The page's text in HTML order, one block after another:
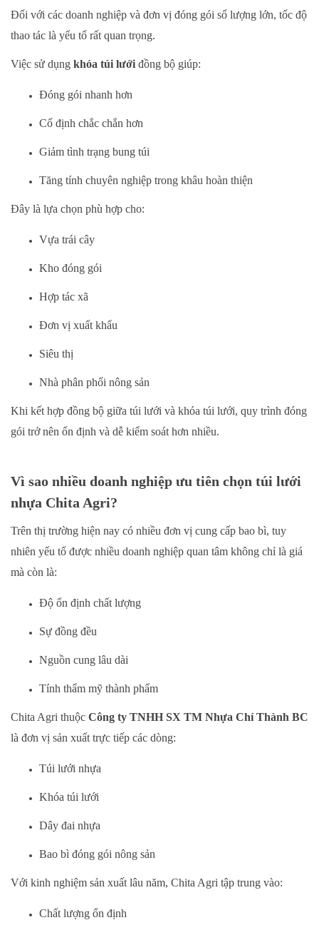
Đối với các doanh nghiệp và đơn vị đóng gói số lượng lớn, tốc độ
thao tác là yếu tố rất quan trọng.
Việc sử dụng khóa túi lưới đồng bộ giúp:
Đóng gói nhanh hơn
Cố định chắc chắn hơn
Giảm tình trạng bung túi
Tăng tính chuyên nghiệp trong khâu hoàn thiện
Đây là lựa chọn phù hợp cho:
Vựa trái cây
Kho đóng gói
Hợp tác xã
Đơn vị xuất khẩu
Siêu thị
Nhà phân phối nông sản
Khi kết hợp đồng bộ giữa túi lưới và khóa túi lưới, quy trình đóng
gói trở nên ổn định và dễ kiểm soát hơn nhiều.
Vì sao nhiều doanh nghiệp ưu tiên chọn túi lưới
nhựa Chita Agri?
Trên thị trường hiện nay có nhiều đơn vị cung cấp bao bì, tuy
nhiên yếu tố được nhiều doanh nghiệp quan tâm không chỉ là giá
mà còn là:
Độ ổn định chất lượng
Sự đồng đều
Nguồn cung lâu dài
Tính thẩm mỹ thành phẩm
Chita Agri thuộc Công ty TNHH SX TM Nhựa Chí Thành BC
là đơn vị sản xuất trực tiếp các dòng:
Túi lưới nhựa
Khóa túi lưới
Dây đai nhựa
Bao bì đóng gói nông sản
Với kinh nghiệm sản xuất lâu năm, Chita Agri tập trung vào:
Chất lượng ổn định